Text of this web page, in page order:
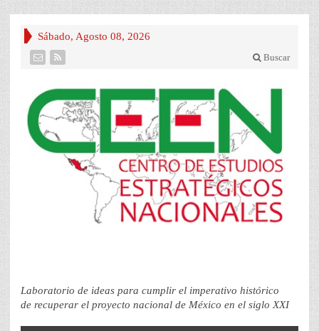
Sábado, Agosto 08, 2026
Buscar
Laboratorio de ideas para cumplir el imperativo histórico
de recuperar el proyecto nacional de México en el siglo XXI